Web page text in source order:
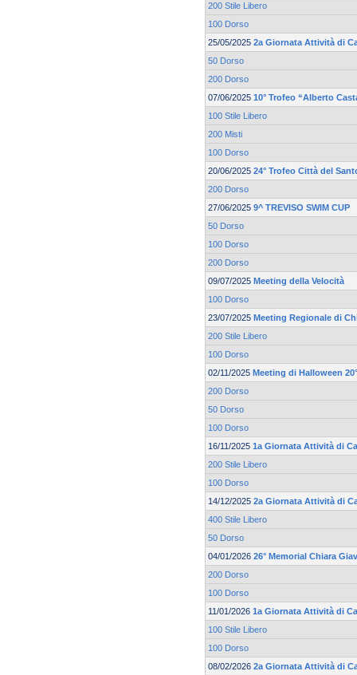
200 Stile Libero
100 Dorso
25/05/2025 2a Giornata Attività di
50 Dorso
200 Dorso
07/06/2025 10° Trofeo “Alberto
100 Stile Libero
200 Misti
100 Dorso
20/06/2025 24° Trofeo Città del
200 Dorso
27/06/2025 9^ TREVISO SWIM CUP
50 Dorso
100 Dorso
200 Dorso
09/07/2025 Meeting della Velocità
100 Dorso
23/07/2025 Meeting Regionale di
200 Stile Libero
100 Dorso
02/11/2025 Meeting di Halloween
200 Dorso
50 Dorso
100 Dorso
16/11/2025 1a Giornata Attività di
200 Stile Libero
100 Dorso
14/12/2025 2a Giornata Attività di
400 Stile Libero
50 Dorso
04/01/2026 26° Memorial Chiara
200 Dorso
100 Dorso
11/01/2026 1a Giornata Attività di
100 Stile Libero
100 Dorso
08/02/2026 2a Giornata Attività di